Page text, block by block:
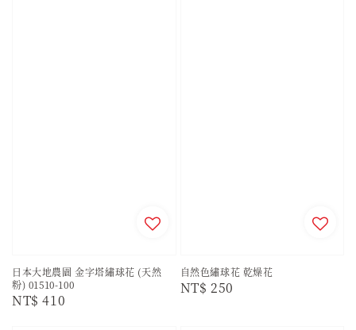
日本大地農園 金字塔繡球花 (天然
粉) 01510-100
Regular
NT$ 410
自然色繡球花 乾燥花
Regular
NT$ 250